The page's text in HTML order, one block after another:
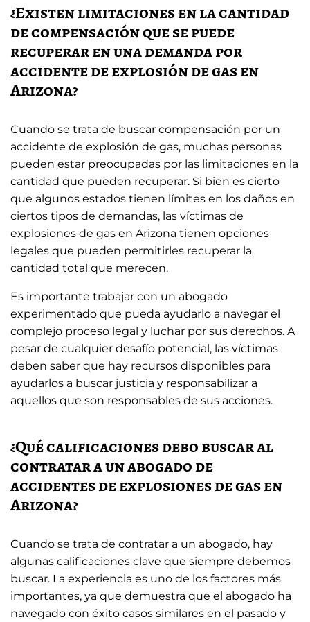
¿Existen limitaciones en la cantidad
de compensación que se puede
recuperar en una demanda por
accidente de explosión de gas en
Arizona?
Cuando se trata de buscar compensación por un
accidente de explosión de gas, muchas personas
pueden estar preocupadas por las limitaciones en la
cantidad que pueden recuperar. Si bien es cierto
que algunos estados tienen límites en los daños en
ciertos tipos de demandas, las víctimas de
explosiones de gas en Arizona tienen opciones
legales que pueden permitirles recuperar la
cantidad total que merecen.
Es importante trabajar con un abogado
experimentado que pueda ayudarlo a navegar el
complejo proceso legal y luchar por sus derechos. A
pesar de cualquier desafío potencial, las víctimas
deben saber que hay recursos disponibles para
ayudarlos a buscar justicia y responsabilizar a
aquellos que son responsables de sus acciones.
¿Qué calificaciones debo buscar al
contratar a un abogado de
accidentes de explosiones de gas en
Arizona?
Cuando se trata de contratar a un abogado, hay
algunas calificaciones clave que siempre debemos
buscar. La experiencia es uno de los factores más
importantes, ya que demuestra que el abogado ha
navegado con éxito casos similares en el pasado y